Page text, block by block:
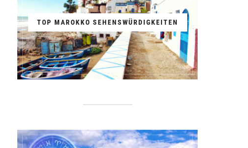
TOP MAROKKO SEHENSWÜRDIGKEITEN